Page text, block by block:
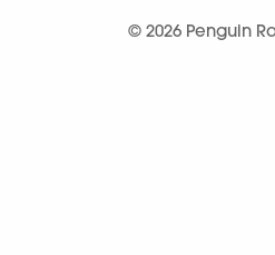
© 2026 Penguin